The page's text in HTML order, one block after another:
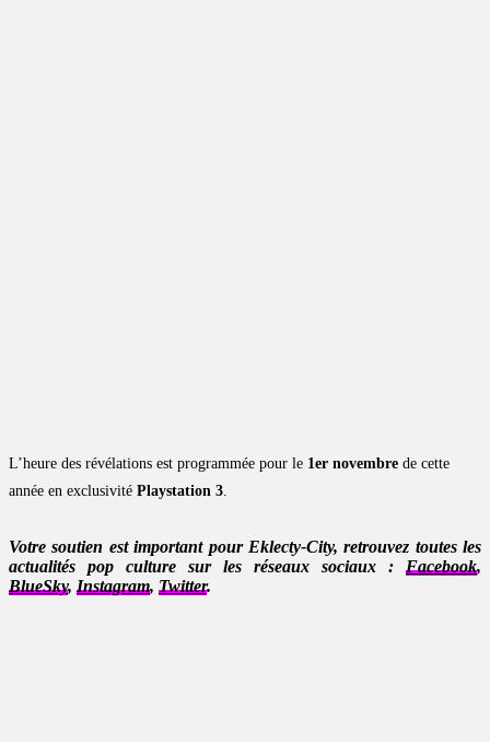
L’heure des révélations est programmée pour le 1er novembre de cette
année en exclusivité Playstation 3.
Votre soutien est important pour Eklecty-City, retrouvez toutes les
actualités pop culture sur les réseaux sociaux : Facebook,
BlueSky, Instagram, Twitter.